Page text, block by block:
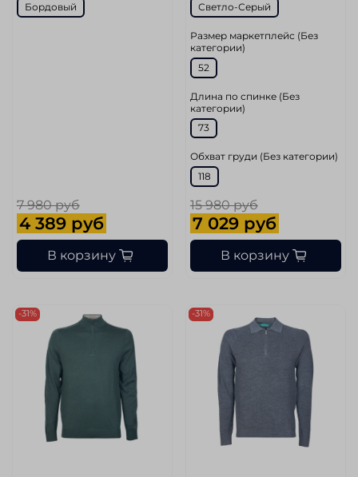
Бордовый
7 980 руб
4 389 руб
В корзину
Светло-Серый
Размер маркетплейс (Без
категории)
52
Длина по спинке (Без
категории)
73
Обхват груди (Без категории)
118
15 980 руб
7 029 руб
В корзину
-31% -31%